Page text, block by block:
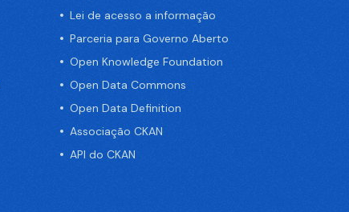
Lei de acesso a informação
Parceria para Governo Aberto
Open Knowledge Foundation
Open Data Commons
Open Data Definition
Associação CKAN
API do CKAN